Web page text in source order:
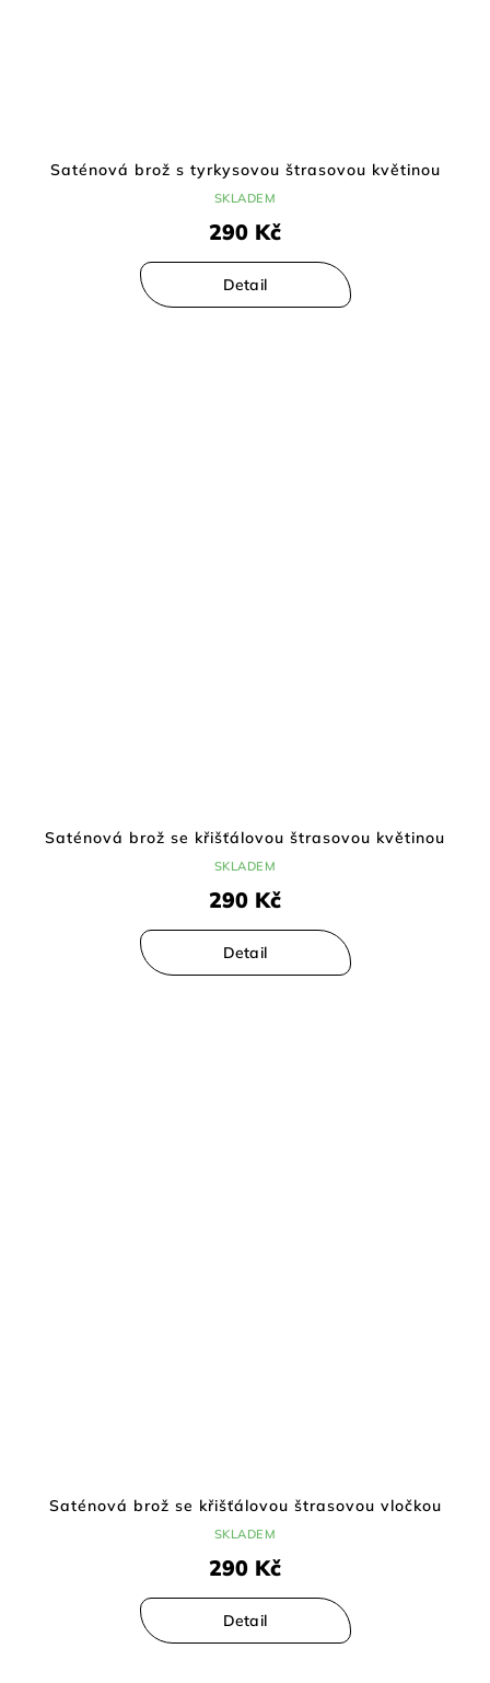
Saténová brož s tyrkysovou štrasovou květinou
290 Kč
Detail
SKLADEM
Saténová brož se křišťálovou štrasovou květinou
290 Kč
Detail
SKLADEM
Saténová brož se křišťálovou štrasovou vločkou
290 Kč
Detail
SKLADEM